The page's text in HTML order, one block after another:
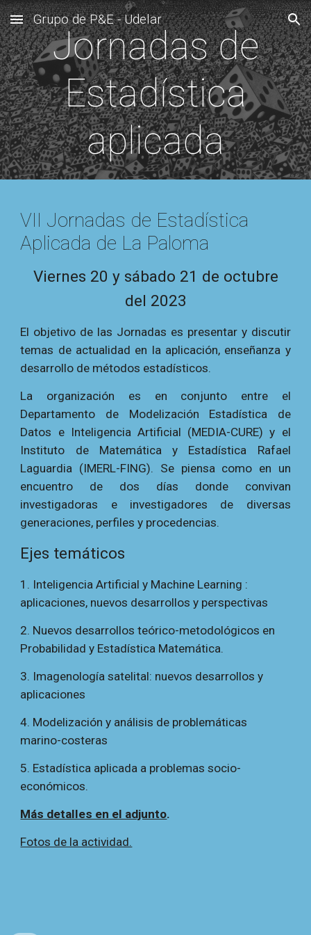
Skip to main content Skip to navigation
Grupo de P&E - Udelar
Jornadas de
Estadística
aplicada
VII Jornadas de Estadística
Aplicada de La Paloma
Viernes 20 y sábado 21 de octubre
del 2023
El objetivo de las Jornadas es presentar y discutir
temas de actualidad en la aplicación, enseñanza y
desarrollo de métodos estadísticos.
La organización es en conjunto entre el
Departamento de Modelización Estadística de
Datos e Inteligencia Artificial (MEDIA-CURE) y el
Instituto de Matemática y Estadística Rafael
Laguardia (IMERL-FING). Se piensa como en un
encuentro de dos días donde convivan
investigadoras e investigadores de diversas
generaciones, perfiles y procedencias.
Ejes temáticos
1. Inteligencia Artificial y Machine Learning :
aplicaciones, nuevos desarrollos y perspectivas
2. Nuevos desarrollos teórico-metodológicos en
Probabilidad y Estadística Matemática.
3. Imagenología satelital: nuevos desarrollos y
aplicaciones
4. Modelización y análisis de problemáticas
marino-costeras
5. Estadística aplicada a problemas socio-
económicos.
Más detalles en el adjunto.
Fotos de la actividad.